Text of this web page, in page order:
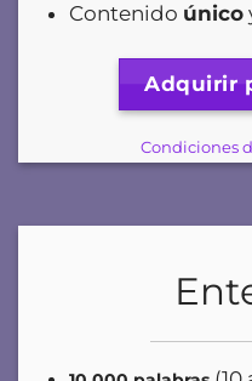
Contenido único
Adquirir
Condiciones